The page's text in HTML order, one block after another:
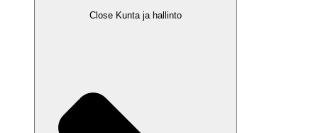
Close Kunta ja hallinto